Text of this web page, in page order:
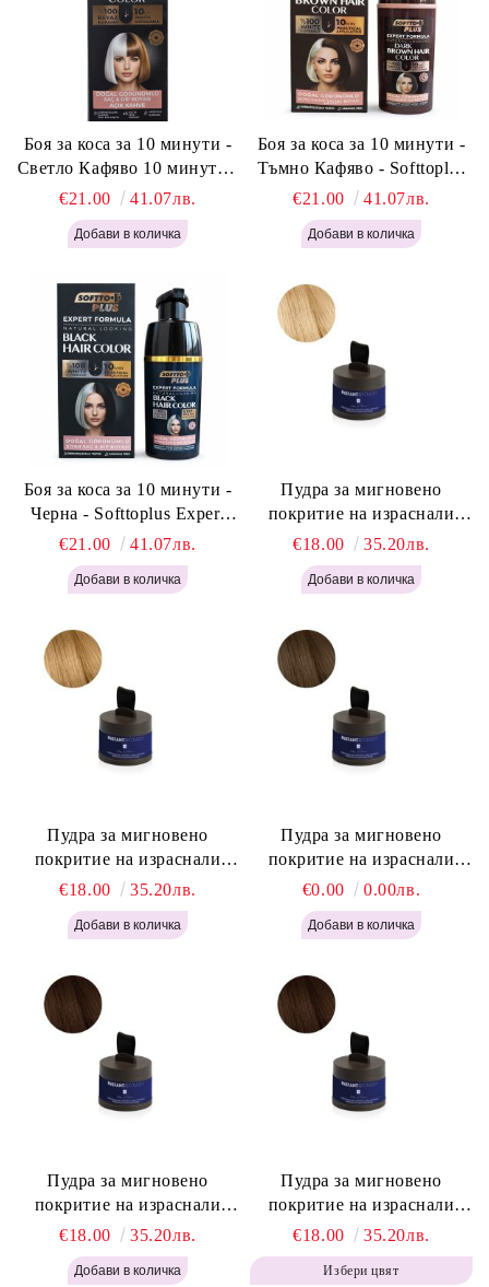
Боя за коса за 10 минути -
Светло Кафяво 10 минути -
Softtoplus Expert Woman
Light Brown 400мл
€21.00 41.07лв.
Боя за коса за 10 минути -
Тъмно Кафяво - Softtoplus
Expert Woman Dark Brown
400 мл
€21.00 41.07лв.
Боя за коса за 10 минути -
Черна - Softtoplus Expert
Woman Black 400мл
€21.00 41.07лв.
Пудра за мигновено
покритие на израснали
корени Светло Русо - Labor
Pro Instant Retouch Powder -
Light Blonde H646
€18.00 35.20лв.
Пудра за мигновено
покритие на израснали
корени Русо - Labor Pro
Instant Retouch Powder -
Blonde H645
€18.00 35.20лв.
Пудра за мигновено
покритие на израснали
корени Светло Кафяво -
Labor Pro Instant Retouch
Powder - Light Brown H644
€0.00 0.00лв.
Пудра за мигновено
покритие на израснали
корени Топло Кафяво -
Labor Pro Instant Retouch
Powder - Warm Brown H643
€18.00 35.20лв.
Пудра за мигновено
покритие на израснали
корени Кафяво - Labor Pro
Instant Retouch Powder -
Brown H642
€18.00 35.20лв.
Избери цвят